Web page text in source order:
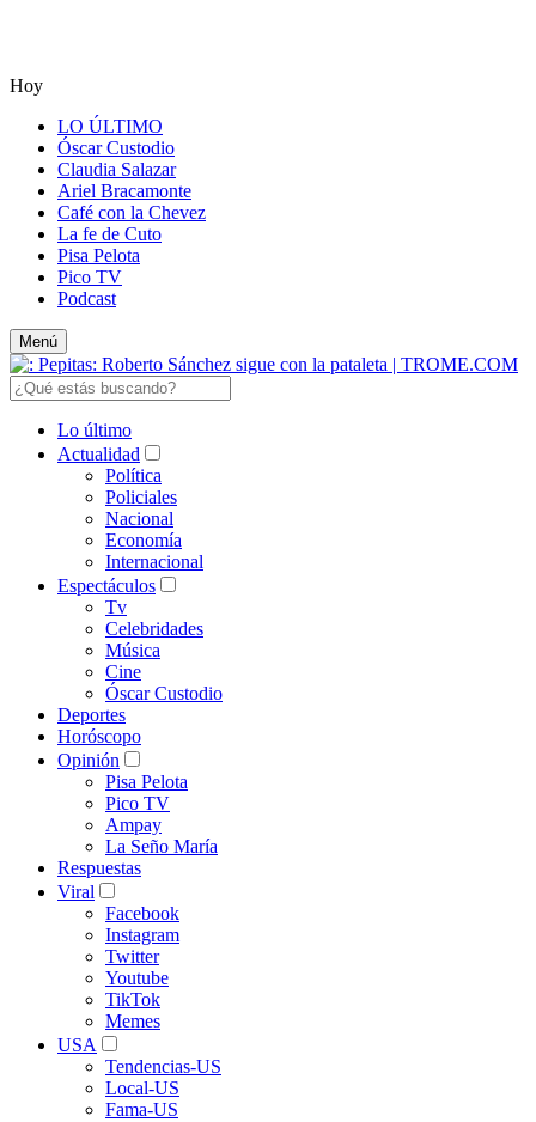
Hoy
LO ÚLTIMO
Óscar Custodio
Claudia Salazar
Ariel Bracamonte
Café con la Chevez
La fe de Cuto
Pisa Pelota
Pico TV
Podcast
Menú
Lo último
Actualidad
Política
Policiales
Nacional
Economía
Internacional
Espectáculos
Tv
Celebridades
Música
Cine
Óscar Custodio
Deportes
Horóscopo
Opinión
Pisa Pelota
Pico TV
Ampay
La Seño María
Respuestas
Viral
Facebook
Instagram
Twitter
Youtube
TikTok
Memes
USA
Tendencias-US
Local-US
Fama-US